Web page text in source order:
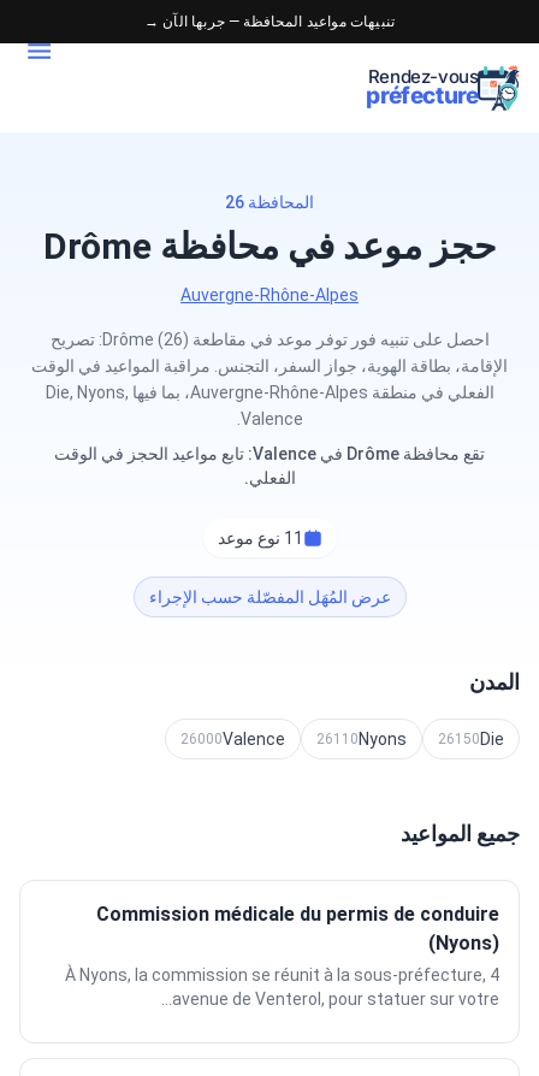
تنبيهات مواعيد المحافظة — جربها الآن →
Rendez-vous
préfecture
المحافظة 26
حجز موعد في محافظة Drôme
Auvergne-Rhône-Alpes
احصل على تنبيه فور توفر موعد في مقاطعة Drôme (26): تصريح
الإقامة، بطاقة الهوية، جواز السفر، التجنس. مراقبة المواعيد في الوقت
الفعلي في منطقة Auvergne-Rhône-Alpes، بما فيها Die, Nyons,
Valence.
تقع محافظة Drôme في Valence: تابع مواعيد الحجز في الوقت
الفعلي.
11 نوع موعد
عرض المُهَل المفصّلة حسب الإجراء
المدن
Die
26150
Nyons
26110
Valence
26000
جميع المواعيد
Commission médicale du permis de conduire
(Nyons)
À Nyons, la commission se réunit à la sous-préfecture, 4
avenue de Venterol, pour statuer sur votre...